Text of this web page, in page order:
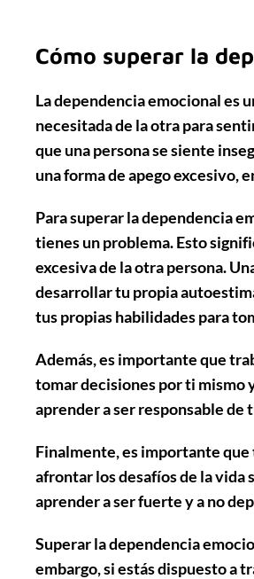
Cómo superar la
La dependencia emocional es
necesitada de la otra para
que una persona se siente
una forma de apego excesivo,
Para superar la dependencia
tienes un problema. Esto
excesiva de la otra persona.
desarrollar tu propia
tus propias habilidades para
Además, es importante que
tomar decisiones por ti mismo
aprender a ser responsable de
Finalmente, es importante
afrontar los desafíos de la vida
aprender a ser fuerte y a no
Superar la dependencia
embargo, si estás dispuesto a